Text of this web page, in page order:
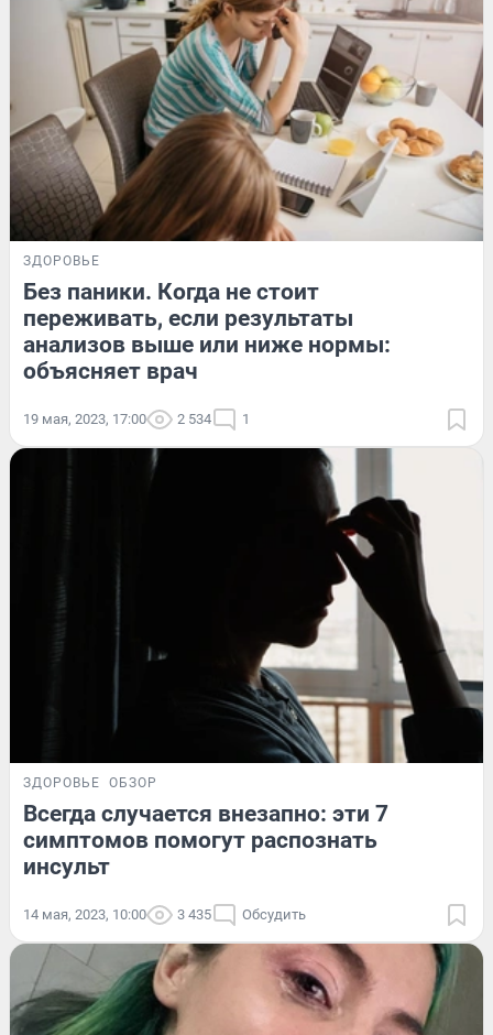
ЗДОРОВЬЕ
Без паники. Когда не стоит
переживать, если результаты
анализов выше или ниже нормы:
объясняет врач
19 мая, 2023, 17:00 2 534 1
ЗДОРОВЬЕ ОБЗОР
Всегда случается внезапно: эти 7
симптомов помогут распознать
инсульт
14 мая, 2023, 10:00 3 435 Обсудить